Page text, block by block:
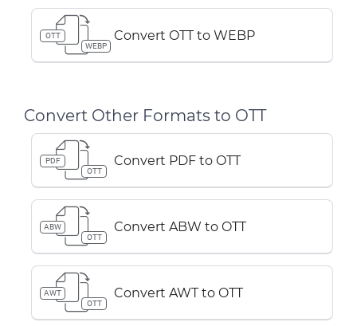
OTT
WEBP
Convert OTT to WEBP
Convert Other Formats to OTT
PDF
OTT
Convert PDF to OTT
ABW
OTT
Convert ABW to OTT
AWT
OTT
Convert AWT to OTT